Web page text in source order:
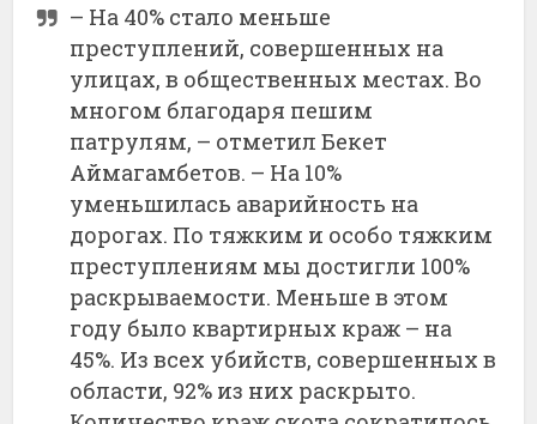
– На 40% стало меньше
преступлений, совершенных на
улицах, в общественных местах. Во
многом благодаря пешим
патрулям, – отметил Бекет
Аймагамбетов. – На 10%
уменьшилась аварийность на
дорогах. По тяжким и особо тяжким
преступлениям мы достигли 100%
раскрываемости. Меньше в этом
году было квартирных краж – на
45%. Из всех убийств, совершенных в
области, 92% из них раскрыто.